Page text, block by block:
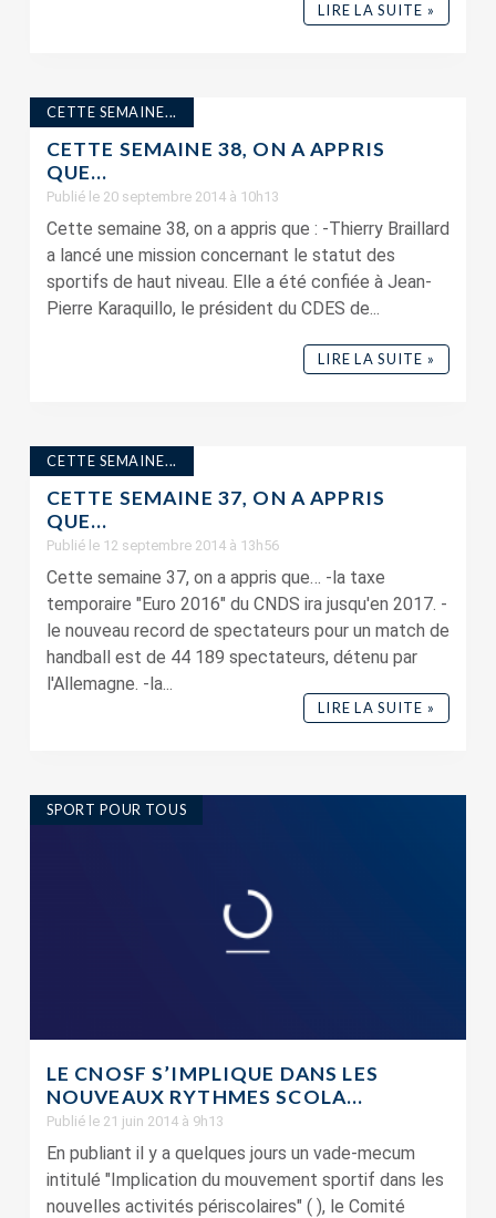
LIRE LA SUITE »
CETTE SEMAINE...
CETTE SEMAINE 38, ON A APPRIS
QUE…
Publié le 20 septembre 2014 à 10h13
Cette semaine 38, on a appris que : -Thierry Braillard
a lancé une mission concernant le statut des
sportifs de haut niveau. Elle a été confiée à Jean-
Pierre Karaquillo, le président du CDES de...
LIRE LA SUITE »
CETTE SEMAINE...
CETTE SEMAINE 37, ON A APPRIS
QUE…
Publié le 12 septembre 2014 à 13h56
Cette semaine 37, on a appris que… -la taxe
temporaire "Euro 2016" du CNDS ira jusqu'en 2017. -
le nouveau record de spectateurs pour un match de
handball est de 44 189 spectateurs, détenu par
l'Allemagne. -la...
LIRE LA SUITE »
SPORT POUR TOUS
LE CNOSF S’IMPLIQUE DANS LES
NOUVEAUX RYTHMES SCOLA...
Publié le 21 juin 2014 à 9h13
En publiant il y a quelques jours un vade-mecum
intitulé "Implication du mouvement sportif dans les
nouvelles activités périscolaires" ( ), le Comité